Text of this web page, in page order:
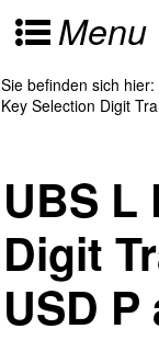
Menu
Sie befinden sich hier:
Key Selection Digit
UBS L
Digit
USD P